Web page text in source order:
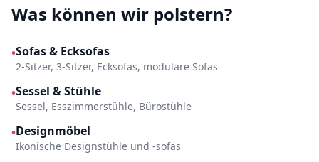
Was können wir polstern?
•Sofas & Ecksofas
2-Sitzer, 3-Sitzer, Ecksofas, modulare Sofas
•Sessel & Stühle
Sessel, Esszimmerstühle, Bürostühle
•Designmöbel
Ikonische Designstühle und -sofas